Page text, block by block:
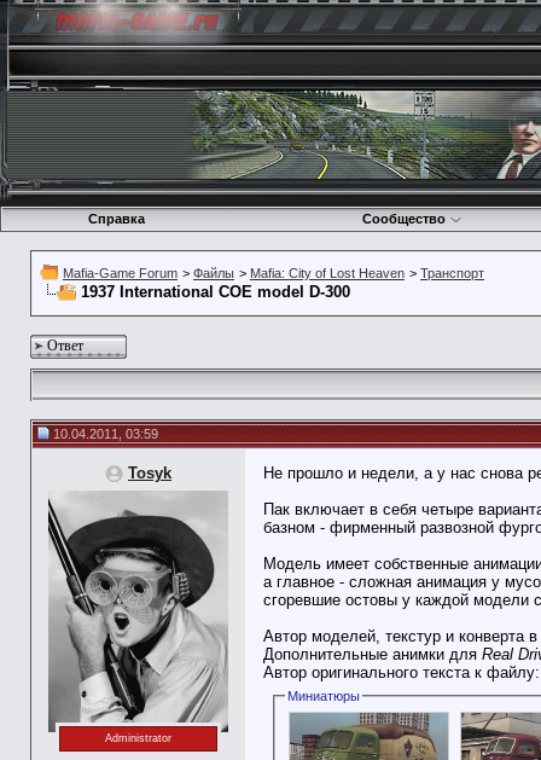
Справка Сообщество
Mafia-Game Forum > Файлы > Mafia: City of Lost Heaven > Транспорт
1937 International COE model D-300
Ответ
10.04.2011, 03:59
Tosyk
Administrator
Не прошло и недели, а у нас снова
Пак включает в себя четыре
базном - фирменный развозной
Модель имеет собственные
а главное - сложная анимация у
сгоревшие остовы у каждой модели
Автор моделей, текстур и конверта
Дополнительные анимки для Real
Автор оригинального текста к
Миниатюры